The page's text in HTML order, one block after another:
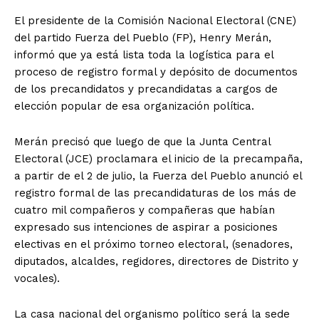
El presidente de la Comisión Nacional Electoral (CNE)
del partido Fuerza del Pueblo (FP), Henry Merán,
informó que ya está lista toda la logística para el
proceso de registro formal y depósito de documentos
de los precandidatos y precandidatas a cargos de
elección popular de esa organización política.
Merán precisó que luego de que la Junta Central
Electoral (JCE) proclamara el inicio de la precampaña,
a partir de el 2 de julio, la Fuerza del Pueblo anunció el
registro formal de las precandidaturas de los más de
cuatro mil compañeros y compañeras que habían
expresado sus intenciones de aspirar a posiciones
electivas en el próximo torneo electoral, (senadores,
diputados, alcaldes, regidores, directores de Distrito y
vocales).
La casa nacional del organismo político será la sede